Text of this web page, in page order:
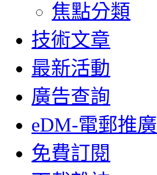
焦點分類
技術文章
最新活動
廣告查詢
eDM-電郵推廣
免費訂閱